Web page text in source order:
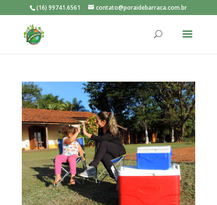
(16) 99741.6561 contato@poraidebarraca.com.br